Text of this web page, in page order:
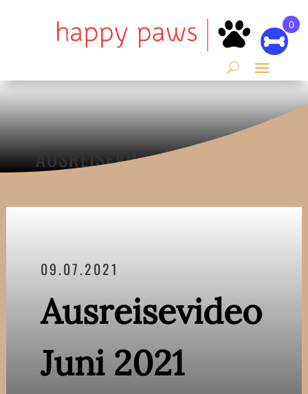
0
AUSREISEVIDEO JUNI 2021
09.07.2021
Ausreisevideo
Juni 2021